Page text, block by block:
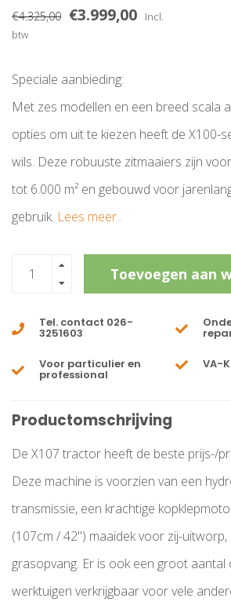
€4.325,00 €3.999,00
Incl.
btw
Speciale aanbieding:
Met zes modellen en een breed scala
opties om uit te kiezen heeft de X100-
wils. Deze robuuste zitmaaiers zijn
tot 6.000 m² en gebouwd voor
gebruik. Lees meer..
Toevoegen aan
Tel. contact 026-
3251603
Voor particulier en
professional
VA-
Productomschrijving
De X107 tractor heeft de beste prijs-/
Deze machine is voorzien van een
transmissie, een krachtige
(107cm / 42") maaidek voor zij-
grasopvang. Er is ook een groot aantal
werktuigen verkrijgbaar voor vele